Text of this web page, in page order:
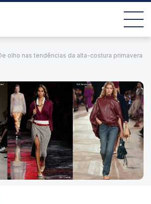
olho nas tendências da alta-costura primavera